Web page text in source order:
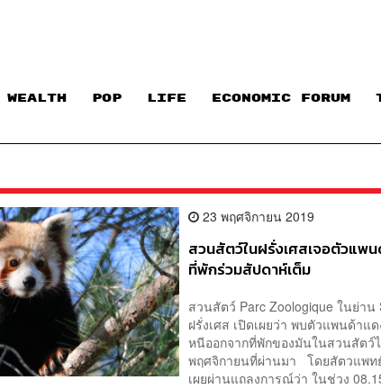
WEALTH POP LIFE ECONOMIC FORUM
23 พฤศจิกายน 2019
สวนสัตว์ในฝรั่งเศสเจอตัวแพ
ที่พักร่วมสัปดาห์เต็ม
สวนสัตว์ Parc Zoologique ในย่าน
ฝรั่งเศส เปิดเผยว่า พบตัวแพนด้า
หนีออกจากที่พักของมันในสวนสัตว์
พฤศจิกายนที่ผ่านมา โดยสัตวแพท
เผยผ่านแถลงการณ์ว่า ในช่วง